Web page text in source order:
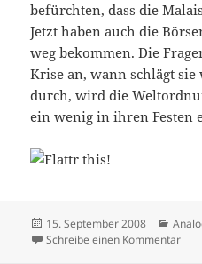
befürchten, dass die
Jetzt haben auch die
weg bekommen. Die
Krise an, wann schlägt
durch, wird die
ein wenig in ihren Festen
Veröffentlicht
am
15. September 2008
Schreibe einen Kommentarzu